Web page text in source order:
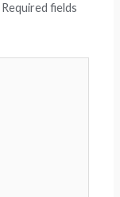
Required fields